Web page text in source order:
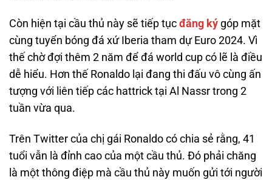
Còn hiện tại cầu thủ này sẽ tiếp tục đăng ký góp mặt
cùng tuyển bóng đá xứ Iberia tham dự Euro 2024. Vì
thế chờ đợi thêm 2 năm để đá world cup có lẽ là điều
dễ hiểu. Hơn thế Ronaldo lại đang thi đấu vô cùng ấn
tượng với liên tiếp các hattrick tại Al Nassr trong 2
tuần vừa qua.
Trên Twitter của chị gái Ronaldo có chia sẻ rằng, 41
tuổi vẫn là đỉnh cao của một cầu thủ. Đó phải chăng
là một thông điệp mà cầu thủ này muốn gửi tới người